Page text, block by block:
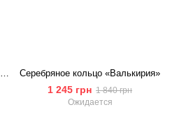
Серебряное кольцо «Объемная Волна» Серебряное кольцо «Валькирия»
1 245 грн 1 840 грн
Ожидается